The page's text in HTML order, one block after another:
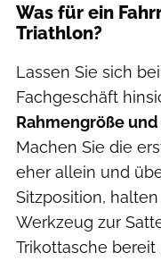
Was für ein
Triathlon?
Lassen Sie sich
Fachgeschäft
Rahmengröße
Machen Sie die
eher allein und
Sitzposition,
Werkzeug zur
Trikottasche